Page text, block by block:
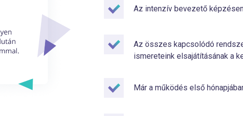
Az intenzív bevezető
Az összes kapcsolódó
ismereteink elsajátításának a
Már a működés első